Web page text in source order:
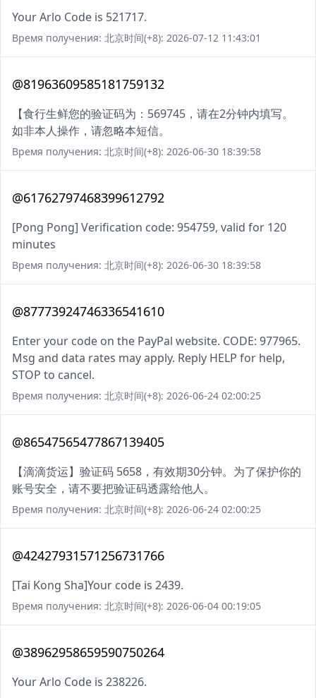
Your Arlo Code is 521717.
Время получения: 北京时间(+8): 2026-07-12 11:43:01
@81963609585181759132
【食行生鲜您的验证码为：569745，请在2分钟内填写。
如非本人操作，请忽略本短信。
Время получения: 北京时间(+8): 2026-06-30 18:39:58
@61762797468399612792
[Pong Pong] Verification code: 954759, valid for 120
minutes
Время получения: 北京时间(+8): 2026-06-30 18:39:58
@87773924746336541610
Enter your code on the PayPal website. CODE: 977965.
Msg and data rates may apply. Reply HELP for help,
STOP to cancel.
Время получения: 北京时间(+8): 2026-06-24 02:00:25
@86547565477867139405
【滴滴货运】验证码 5658，有效期30分钟。为了保护你的
账号安全，请不要把验证码透露给他人。
Время получения: 北京时间(+8): 2026-06-24 02:00:25
@42427931571256731766
[Tai Kong Sha]Your code is 2439.
Время получения: 北京时间(+8): 2026-06-04 00:19:05
@38962958659590750264
Your Arlo Code is 238226.